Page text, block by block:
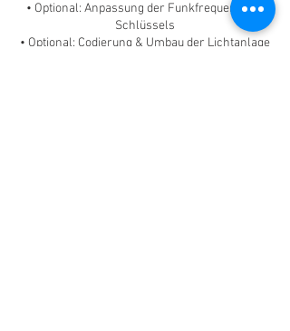
• Optional: Anpassung der Funkfrequenz des
Schlüssels
• Optional: Codierung & Umbau der Lichtanlage